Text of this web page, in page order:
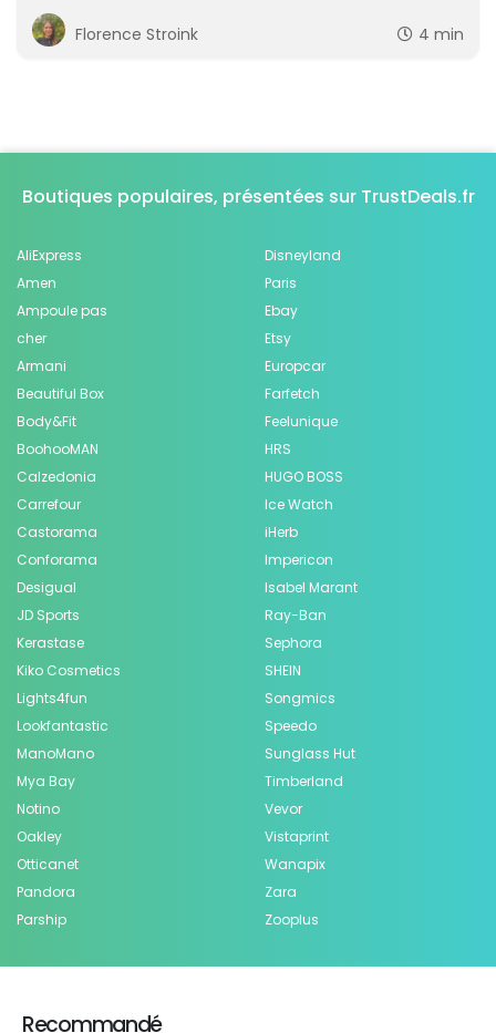
Florence Stroink 4 min
Boutiques populaires, présentées sur TrustDeals.fr
AliExpress
Amen
Ampoule pas
cher
Armani
Beautiful Box
Body&Fit
BoohooMAN
Calzedonia
Carrefour
Castorama
Conforama
Desigual
Disneyland
Paris
Ebay
Etsy
Europcar
Farfetch
Feelunique
HRS
HUGO BOSS
Ice Watch
iHerb
Impericon
Isabel Marant
JD Sports
Kerastase
Kiko Cosmetics
Lights4fun
Lookfantastic
ManoMano
Mya Bay
Notino
Oakley
Otticanet
Pandora
Parship
Ray-Ban
Sephora
SHEIN
Songmics
Speedo
Sunglass Hut
Timberland
Vevor
Vistaprint
Wanapix
Zara
Zooplus
Recommandé